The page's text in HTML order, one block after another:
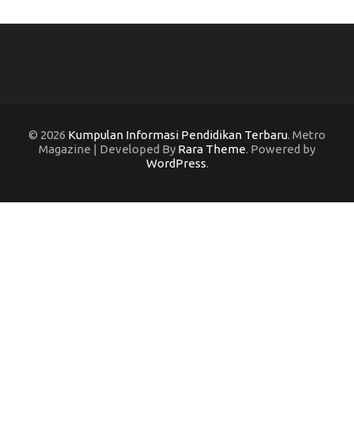
© 2026 Kumpulan Informasi Pendidikan Terbaru. Metro
Magazine | Developed By Rara Theme. Powered by
WordPress.